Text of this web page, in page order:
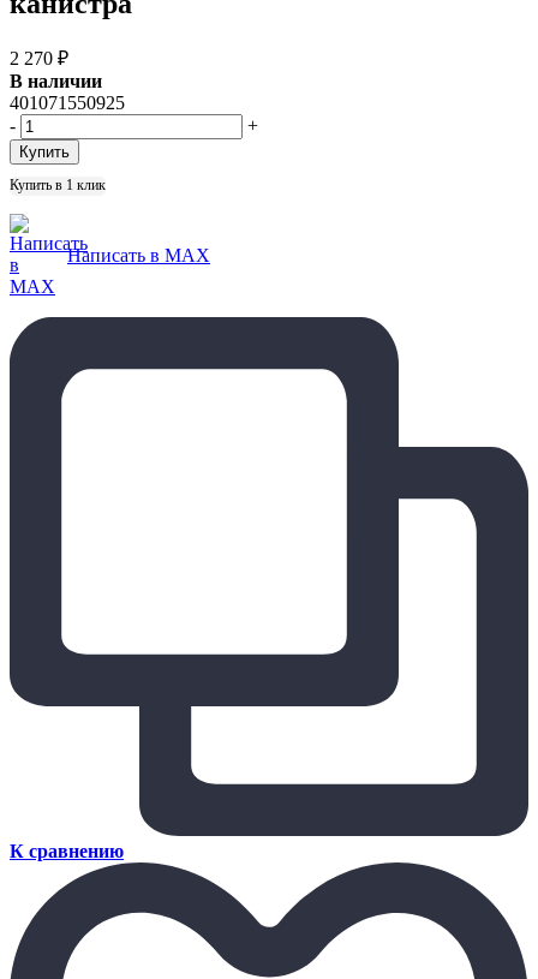
2 270 ₽
В наличии
401071550925
-
+
Купить в 1 клик
Написать в MAX
К сравнению